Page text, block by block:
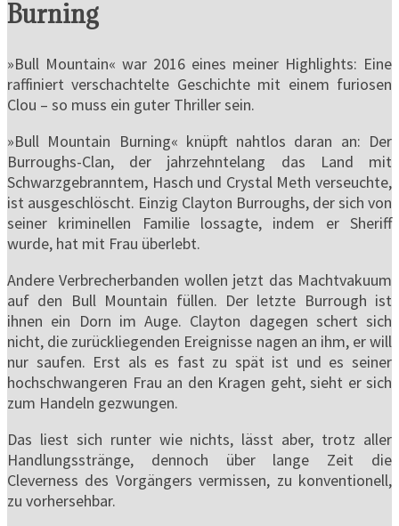
Burning
»Bull Mountain« war 2016 eines meiner Highlights: Eine
raffiniert verschachtelte Geschichte mit einem furiosen
Clou – so muss ein guter Thriller sein.
»Bull Mountain Burning« knüpft nahtlos daran an: Der
Burroughs-Clan, der jahrzehntelang das Land mit
Schwarzgebranntem, Hasch und Crystal Meth verseuchte,
ist ausgeschlöscht. Einzig Clayton Burroughs, der sich von
seiner kriminellen Familie lossagte, indem er Sheriff
wurde, hat mit Frau überlebt.
Andere Verbrecherbanden wollen jetzt das Machtvakuum
auf den Bull Mountain füllen. Der letzte Burrough ist
ihnen ein Dorn im Auge. Clayton dagegen schert sich
nicht, die zurückliegenden Ereignisse nagen an ihm, er will
nur saufen. Erst als es fast zu spät ist und es seiner
hochschwangeren Frau an den Kragen geht, sieht er sich
zum Handeln gezwungen.
Das liest sich runter wie nichts, lässt aber, trotz aller
Handlungsstränge, dennoch über lange Zeit die
Cleverness des Vorgängers vermissen, zu konventionell,
zu vorhersehbar.